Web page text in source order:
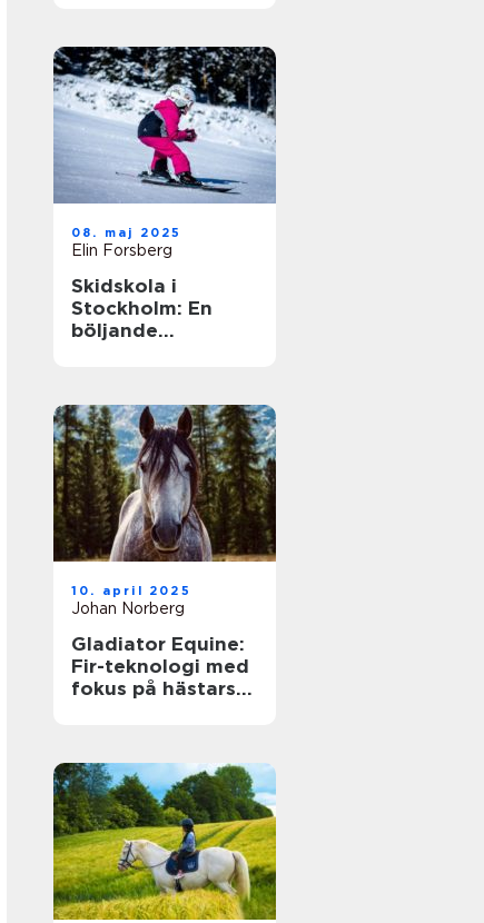
08. maj 2025
Elin Forsberg
Skidskola i
Stockholm: En
böljande
10. april 2025
Johan Norberg
Gladiator Equine:
Fir-teknologi med
fokus på hästars